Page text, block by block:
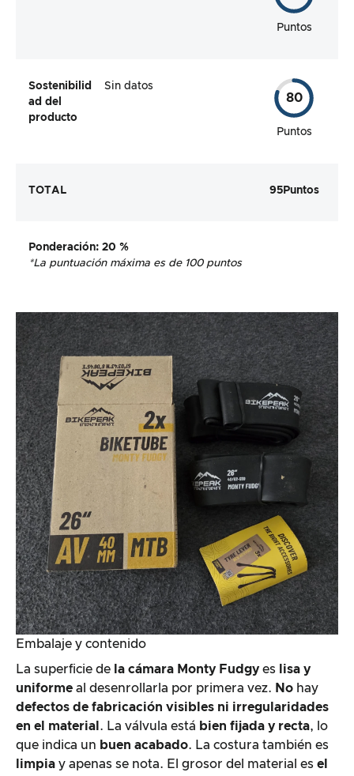
Puntos
Sostenibilid
ad del
producto
Sin datos
80
Puntos
TOTAL 95Puntos
Ponderación: 20 %
*La puntuación máxima es de 100 puntos
Embalaje y contenido
La superficie de la cámara Monty Fudgy es
lisa y
uniforme al desenrollarla por primera vez. No hay
defectos de fabricación visibles ni irregularidades
en el material . La válvula está bien fijada y recta, lo
que indica un buen acabado. La costura también es
limpia y apenas se nota. El grosor del material es el